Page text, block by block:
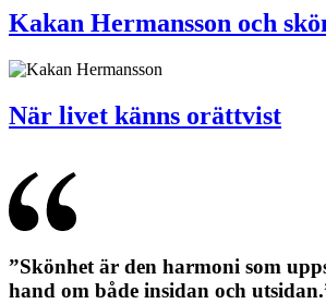
Kakan Hermansson och
När livet känns orättvist
”Skönhet är den harmoni som
hand om både insidan och